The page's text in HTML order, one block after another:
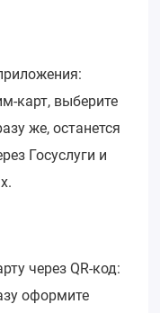
карт, выберите
же, останется
Госуслуги и
через QR-код:
оформите